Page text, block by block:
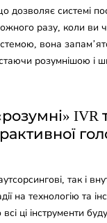
дозволяє системі
разу, коли ви
вона
стаючи розумнішою і
IVR
так і
на технологію та
ці інструменти